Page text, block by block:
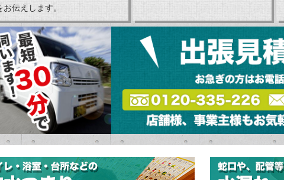
お伝えします。